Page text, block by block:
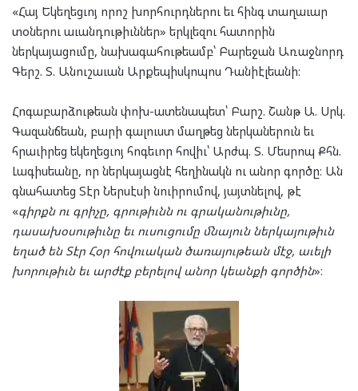
«Հայ Եկեղեցւոյ որոշ խորհուրդներու եւ հինգ տաղաւար
տօներու աւանդութիւններ» երկլեզու հատորին
ներկայացումը, նախագահութեամբ՝ Բարեջան Առաջնորդ
Գերշ. Տ. Անուշաւան Արքեպիսկոպոս Դանիէլեանի։
Հոգաբարձութեան փոխ-ատենապետ՝ Բարշ. Շանթ Ա. Սրկ.
Գազանճեան, բարի գալուստ մաղթեց ներկաներուն եւ
հրաւիրեց եկեղեցւոյ հոգեւոր հովիւ՝ Արժպ. Տ. Մեսրոպ Քհն.
Լագիսեանը, որ ներկայացնէ հեղինակն ու անոր գործը։ Ան
գնահատեց Տէր Ներսէսի նուիրումով, յայտնելով, թէ
«գիրքն ու գրիչը, գրութիւնն ու գրականութիւնը,
դասախօսութիւնը եւ ուսուցումը մնայուն ներկայութիւն
եղած են Տէր Հօր հովուական ծառայութեան մէջ, աւելի
խորութիւն եւ արժէք բերելով անոր կեանքի գործին»։